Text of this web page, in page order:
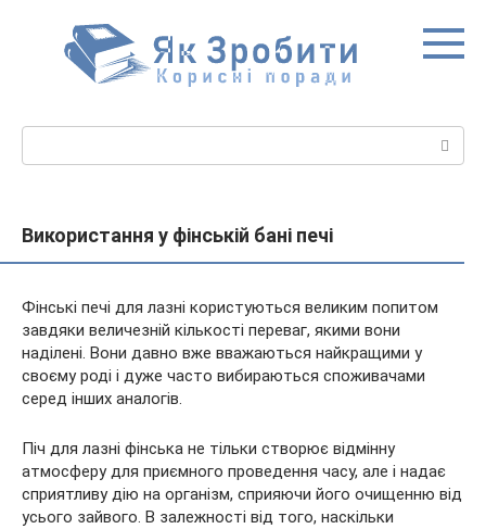
Використання у фінській бані печі
Фінські печі для лазні користуються великим попитом
завдяки величезній кількості переваг, якими вони
наділені. Вони давно вже вважаються найкращими у
своєму роді і дуже часто вибираються споживачами
серед інших аналогів.
Піч для лазні фінська не тільки створює відмінну
атмосферу для приємного проведення часу, але і надає
сприятливу дію на організм, сприяючи його очищенню від
усього зайвого. В залежності від того, наскільки